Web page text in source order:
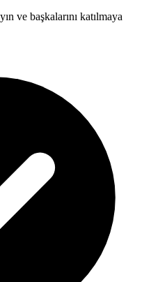
ve başkalarını katılmaya